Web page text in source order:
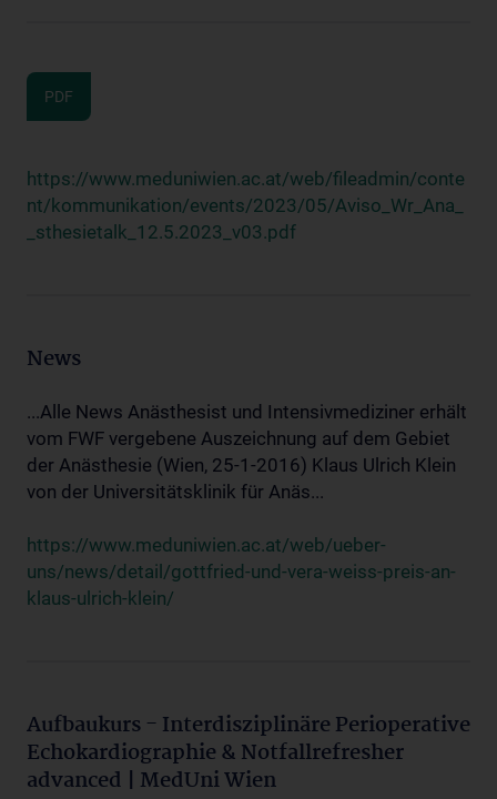
PDF
https://www.meduniwien.ac.at/web/fileadmin/conte
nt/kommunikation/events/2023/05/Aviso_Wr_Ana_
_sthesietalk_12.5.2023_v03.pdf
News
...Alle News Anästhesist und Intensivmediziner erhält
vom FWF vergebene Auszeichnung auf dem Gebiet
der Anästhesie (Wien, 25-1-2016) Klaus Ulrich Klein
von der Universitätsklinik für Anäs...
https://www.meduniwien.ac.at/web/ueber-
uns/news/detail/gottfried-und-vera-weiss-preis-an-
klaus-ulrich-klein/
Aufbaukurs - Interdisziplinäre Perioperative
Echokardiographie & Notfallrefresher
advanced | MedUni Wien